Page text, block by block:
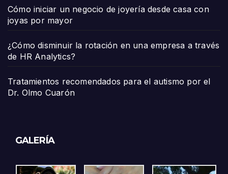
Cómo iniciar un negocio de joyería desde casa con
joyas por mayor
¿Cómo disminuir la rotación en una empresa a través
de HR Analytics?
Tratamientos recomendados para el autismo por el
Dr. Olmo Cuarón
GALERÍA